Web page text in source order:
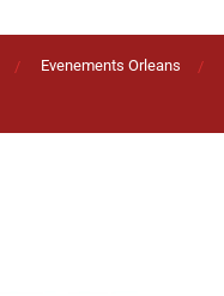
Evenements Orleans